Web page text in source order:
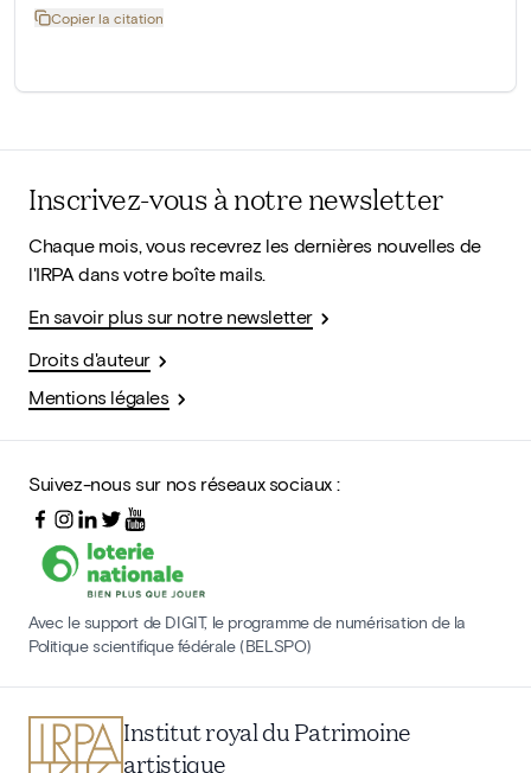
Copier la citation
Inscrivez-vous à notre newsletter
Chaque mois, vous recevrez les dernières nouvelles de
l'IRPA dans votre boîte mails.
En savoir plus sur notre newsletter
Droits d'auteur
Mentions légales
Suivez-nous sur nos réseaux sociaux :
Avec le support de DIGIT, le programme de numérisation de la
Politique scientifique fédérale (BELSPO)
Institut royal du Patrimoine
artistique